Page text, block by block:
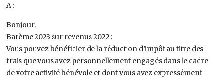
A :
Bonjour,
Barème 2023 sur revenus 2022 :
Vous pouvez bénéficier de la réduction d’impôt au titre des
frais que vous avez personnellement engagés dans le cadre
de votre activité bénévole et dont vous avez expressément